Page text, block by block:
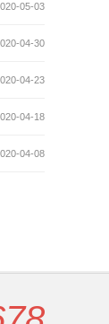
05-03
04-30
04-23
04-18
04-08